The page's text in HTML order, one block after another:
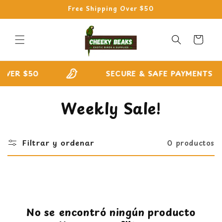
al contenido
Free Shipping Over $50
Carrito
$50 SECURE & SAFE PAYMENTS
C
l
c
Weekly Sale!
Filtrar y ordenar 0 productos
No se encontró ningún producto